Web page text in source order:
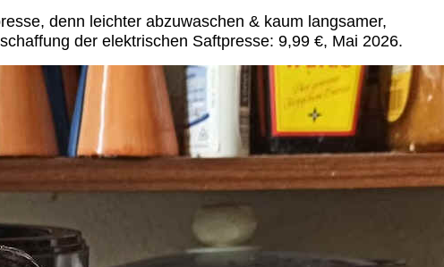
denn leichter abzuwaschen & kaum langsamer,
der elektrischen Saftpresse: 9,99 €, Mai 2026.